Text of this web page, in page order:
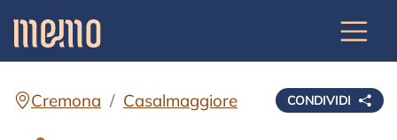
CONDIVIDI
Cremona Casalmaggiore